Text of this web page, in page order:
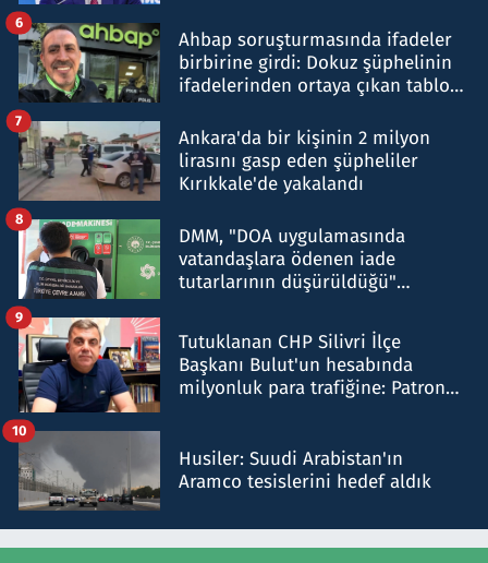
Ahbap soruşturmasında ifadeler
birbirine girdi: Dokuz şüphelinin
ifadelerinden ortaya çıkan tablo
6
Ankara'da bir kişinin 2 milyon
lirasını gasp eden şüpheliler
Kırıkkale'de yakalandı
7
DMM, "DOA uygulamasında
vatandaşlara ödenen iade
tutarlarının düşürüldüğü"
8
Tutuklanan CHP Silivri İlçe
Başkanı Bulut'un hesabında
milyonluk para trafiğine: Patron
9
Husiler: Suudi Arabistan'ın
Aramco tesislerini hedef aldık
10